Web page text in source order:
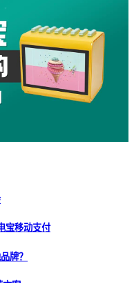
宝移动支付
牌？